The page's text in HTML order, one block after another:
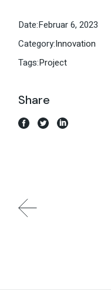
Date:Februar 6, 2023
Category:Innovation
Tags:Project
Share